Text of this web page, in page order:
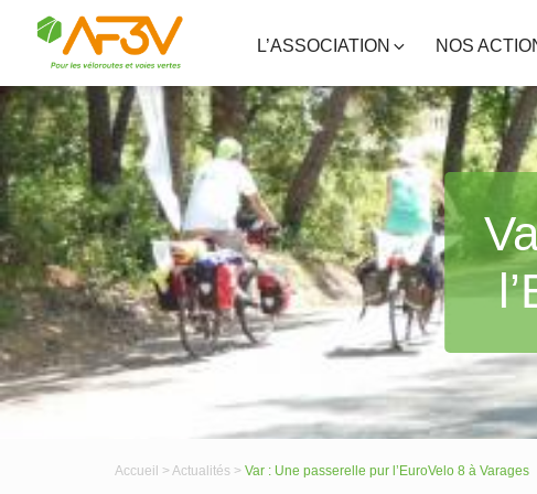
L’ASSOCIATION NOS
Accueil > Actualités > Var : Une passerelle pur l’EuroVelo 8 à Varages